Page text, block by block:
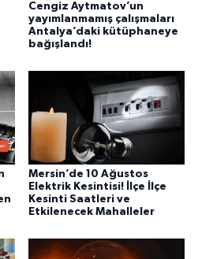
Cengiz Aytmatov’un
yayımlanmamış çalışmaları
Antalya’daki kütüphaneye
bağışlandı!
Mersin’de 10 Ağustos
Elektrik Kesintisi! İlçe İlçe
Kesinti Saatleri ve
Etkilenecek Mahalleler